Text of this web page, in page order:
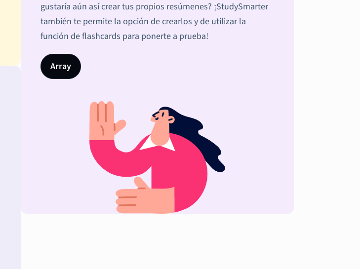
gustaría aún así crear tus propios resúmenes? ¡StudySmarter
también te permite la opción de crearlos y de utilizar la
función de flashcards para ponerte a prueba!
Array